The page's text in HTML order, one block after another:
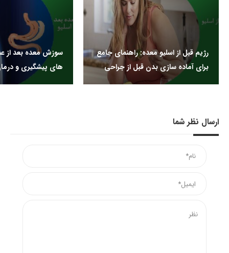
رژیم قبل از اسلیو معده: راهنمای جامع
برای آماده سازی بدن قبل از جراحی
سوزش معده بعد از
های پیشگیری و
ارسال نظر شما